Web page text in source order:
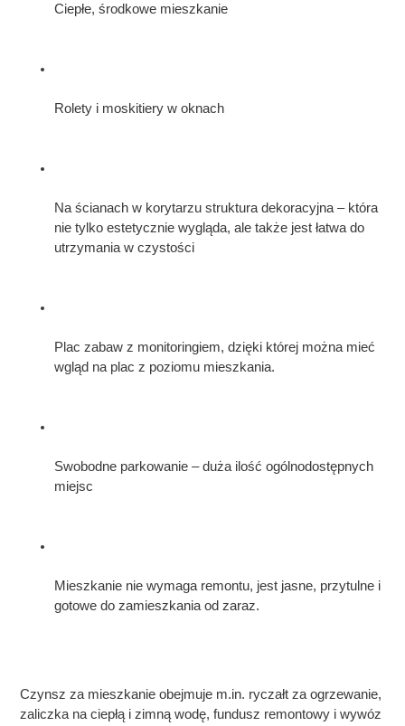
Ciepłe, środkowe mieszkanie
Rolety i moskitiery w oknach
Na ścianach w korytarzu struktura dekoracyjna – która
nie tylko estetycznie wygląda, ale także jest łatwa do
utrzymania w czystości
Plac zabaw z monitoringiem, dzięki której można mieć
wgląd na plac z poziomu mieszkania.
Swobodne parkowanie – duża ilość ogólnodostępnych
miejsc
Mieszkanie nie wymaga remontu, jest jasne, przytulne i
gotowe do zamieszkania od zaraz.
Czynsz za mieszkanie obejmuje m.in. ryczałt za ogrzewanie,
zaliczka na ciepłą i zimną wodę, fundusz remontowy i wywóz